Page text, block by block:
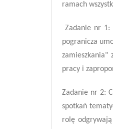
ramach
Zadanie nr 1:
pogranicza
zamieszkania"
pracy i
Zadanie nr 2:
spotkań
rolę